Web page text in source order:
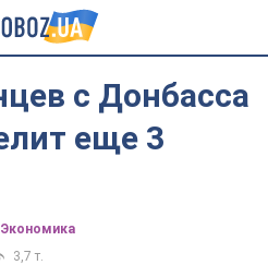
с Донбасса
еще 3
Экономика
3,7 т.